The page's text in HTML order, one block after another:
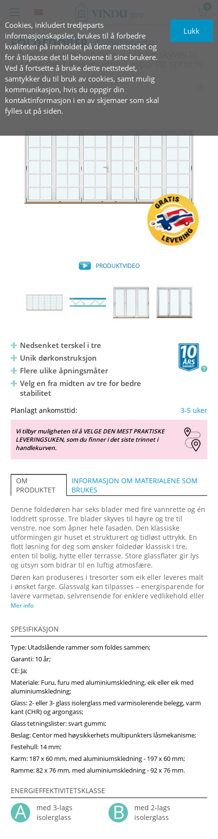
Cookies, inkludert tredjeparts
informasjonskapsler, brukes til å forbedre
kvaliteten på innholdet på dette nettstedet og
for å tilpasse det til behovene til sine brukere.
Ved å fortsette å bruke dette nettstedet,
samtykker du til bruk av cookies, samt mulig
kommunikasjon, hvis du oppgir din
kontaktinformasjon i en av skjemaer som skal
fylles ut på siden.
Lukk
0
FOLDEDØRERutadslående
3 blader skyves til høyre, 3 blader skyves til
venstre med 4 vannrette, 1 loddrett sprosse
PRODUKTVIDEO
Nedsenket terskel i tre
Unik dørkonstruksjon
Flere ulike åpningsmåter
Velg en fra midten av tre for bedre
stabilitet
Planlagt ankomsttid: 3-5 uker
Vi tilbyr muligheten til å VELGE DEN MEST PRAKTISKE
LEVERINGSUKEN, som du finner i det siste trinnet i
handlekurven.
OM
PRODUKTET
INFORMASJON OM MATERIALENE SOM
BRUKES
Denne foldedøren har seks blader med fire vannrette og én
loddrett sprosse. Tre blader skyves til høyre og tre til
venstre, noe som åpner hele fasaden. Den klassiske
utformingen gir huset et strukturert og tidløst uttrykk. En
flott løsning for deg som ønsker foldedør klassisk i tre,
enten til bolig, hytte eller terrasse. Store glassflater gir lys
og utsyn som bidrar til en luftig atmosfære.
Døren kan produseres i tresorter som eik eller leveres malt
i ønsket farge. Glassvalg kan tilpasses – energisparende for
lavere varmetap, selvrensende for enklere vedlikehold eller
lydisolerende for stille innemiljø. Mange velger denne
leverer skreddersydde foldedører på mål.
Mer info
SPESIFIKASJON
Type: Utadslående rammer som foldes sammen;
Garanti: 10 år;
CE: Ja;
Materiale: Furu, furu med aluminiumskledning, eik eller eik med
aluminiumskledning;
Glass: 2- eller 3- glass isolerglass med varmisolerende belegg, varm
kant (CHR) og argongass;
Glass tetningslister: svart gummi;
Beslag: Centor med høysikkerhets multipunkters låsmekanisme;
Festehull: 14 mm;
Karm: 187 x 60 mm, med aluminiumskledning - 197 x 60 mm;
Ramme: 82 x 76 mm, med aluminiumskledning - 92 x 76 mm.
ENERGIEFFEKTIVITETSKLASSE
med 3-lags
isolerglass
med 2-lags
isolerglass